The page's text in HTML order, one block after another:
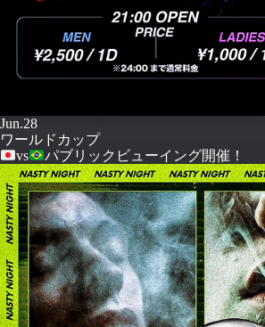
Jun.28
ワールドカップ
vs
パブリックビューイング開催！